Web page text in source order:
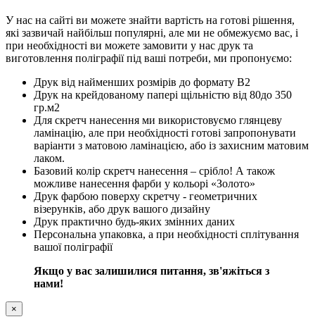
У нас на сайті ви можете знайти вартість на готові рішення,
які зазвичай найбільш популярні, але ми не обмежуємо вас, і
при необхідності ви можете замовити у нас друк та
виготовлення поліграфії під ваші потреби, ми пропонуємо:
Друк від найменших розмірів до формату В2
Друк на крейдованому папері щільністю від 80до 350
гр.м2
Для скретч нанесення ми використовуємо глянцеву
ламінацію, але при необхідності готові запропонувати
варіанти з матовою ламінацією, або із захисним матовим
лаком.
Базовий колір скретч нанесення – срібло! А також
можливе нанесення фарби у кольорі «Золото»
Друк фарбою поверху скретчу - геометричних
візерунків, або друк вашого дизайну
Друк практично будь-яких змінних даних
Персональна упаковка, а при необхідності сплітування
вашої поліграфії
Якщо у вас залишилися питання, зв'яжіться з
нами!
×